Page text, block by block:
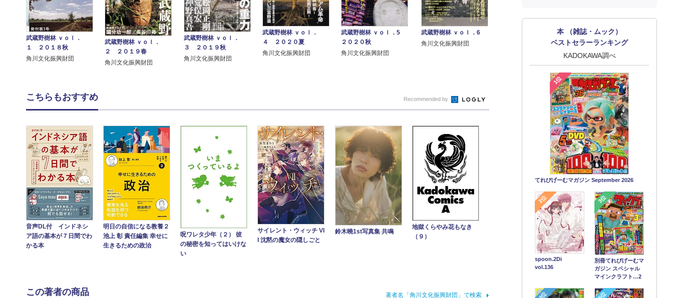
武蔵野樹林 ｖｏｌ．
１ ２０１８秋
角川文化振興財団
武蔵野樹林 ｖｏｌ．
２ ２０１９春
角川文化振興財団
武蔵野樹林 ｖｏｌ．
３ ２０１９秋
角川文化振興財団
武蔵野樹林 ｖｏｌ．
４ ２０２０夏
角川文化振興財団
武蔵野樹林 ｖｏｌ．5
２０２０秋
角川文化振興財団
武蔵野樹林 ｖｏｌ．6
角川文化振興財団
本 （雑誌・ムック）
ベストセラーランキング
KADOKAWA調べ
1位
てれびげーむマガジン September 2026
2位
spoon.2Di
vol.136
3位
別冊てれびげーむマ
ガジン スペシャル
マインクラフト…2
4位 5位
こちらもおすすめ Recommended by
音声DL付 インドネシ
ア語の基本が７日間でわ
かる本
明日の自信になる教養２
池上 彰 責任編集 幸せに
生きるための政治
呪ワレタ少年（２） 彼
の秘密を知ってはいけな
い
サイレント・ウィッチ VI
I 沈黙の魔女の隠しごと
鈴木曉1st写真集 共鳴
地獄くらやみ花もなき
（９）
この著者の商品 著者名「角川文化振興財団」で検索